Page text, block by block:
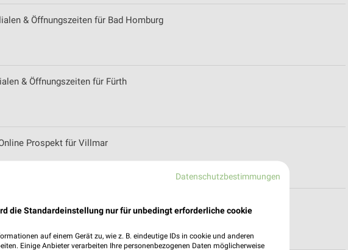
& Öffnungszeiten für Bad Homburg
& Öffnungszeiten für Fürth
Prospekt für Villmar
für Eschborn
Datenschutzbestimmungen
die Standardeinstellung nur für unbedingt erforderliche cookie
auf einem Gerät zu, wie z. B. eindeutige IDs in cookie und anderen
Einige Anbieter verarbeiten Ihre personenbezogenen Daten möglicherweise